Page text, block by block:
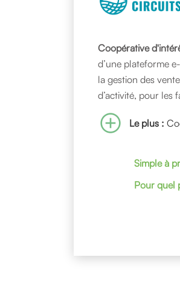
Coopérative
d’une plateforme
la gestion des
d’activité, pour les
add_circle Le plus :
Simple à
Pour quel